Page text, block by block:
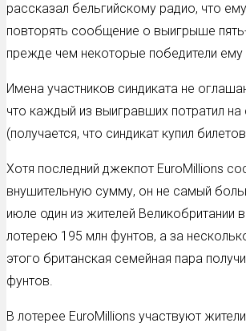
рассказал бельгийскому радио, что
повторять сообщение о выигрыше
прежде чем некоторые победители ему
Имена участников синдиката не
что каждый из выигравших потратил на
(получается, что синдикат купил
Хотя последний джекпот EuroMillions
внушительную сумму, он не самый
июле один из жителей Великобритании
лотерею 195 млн фунтов, а за
этого британская семейная пара
фунтов.
В лотерее EuroMillions участвуют